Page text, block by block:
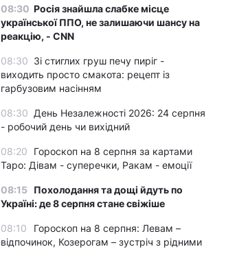
08:30 Росія знайшла слабке місце
української ППО, не залишаючи шансу на
реакцію, - CNN
08:30 Зі стиглих груш печу пиріг -
виходить просто смакота: рецепт із
гарбузовим насінням
08:30 День Незалежності 2026: 24 серпня
- робочий день чи вихідний
08:20
Гороскоп на 8 серпня за картами
Таро: Дівам - суперечки, Ракам - емоції
08:15 Похолодання та дощі йдуть по
Україні: де 8 серпня стане свіжіше
08:10
Гороскоп на 8 серпня: Левам –
відпочинок, Козерогам – зустріч з рідними